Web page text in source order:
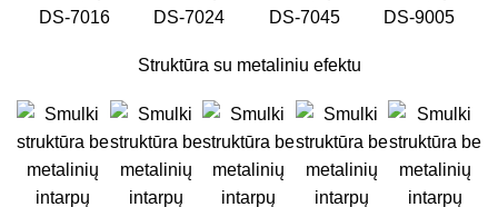
DS-7016 DS-7024 DS-7045 DS-9005
Struktūra su metaliniu efektu